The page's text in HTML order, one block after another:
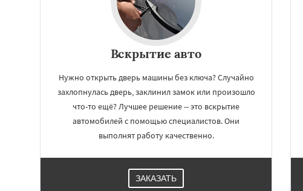
Вскрытие авто
Нужно открыть дверь машины без ключа? Случайно
захлопнулась дверь, заклинил замок или произошло
что-то ещё? Лучшее решение -- это вскрытие
автомобилей с помощью специалистов. Они
выполнят работу качественно.
ЗАКАЗАТЬ